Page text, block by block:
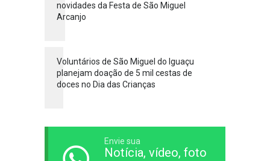
novidades da Festa de São Miguel
Arcanjo
Voluntários de São Miguel do Iguaçu
planejam doação de 5 mil cestas de
doces no Dia das Crianças
Envie sua
Notícia, vídeo, foto